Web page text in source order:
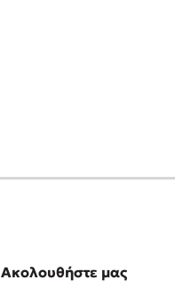
Ακολουθήστε μας